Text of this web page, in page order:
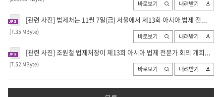
바로보기 내려받기
[관련 사진] 법제처는 11월 7일(금) 서울에서 제13회 아시아 법제 전...
(7.35 MByte)
바로보기 내려받기
[관련 사진] 조원철 법제처장이 제13회 아시아 법제 전문가 회의 개회...
(7.52 MByte)
바로보기 내려받기